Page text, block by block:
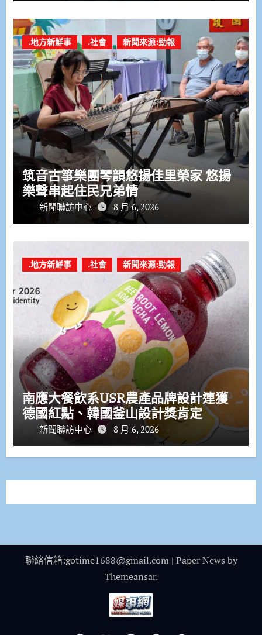
.地方新鮮事 .社會 新聞來源:勁報
筑音古箏樂團琴韻悠揚佳里榮家 悠揚
樂聲串起住民兄弟情
新聞聯訪中心 8 月 6, 2026
.地方新鮮事 .社會 新聞來源:勁報
南應大餐飲系USR農產品牌設計連獲
德國紅點、韓國釜山設計獎肯定
新聞聯訪中心 8 月 6, 2026
聯絡信箱:gotime1688@gmail.com | Paper News by
Themeansar.